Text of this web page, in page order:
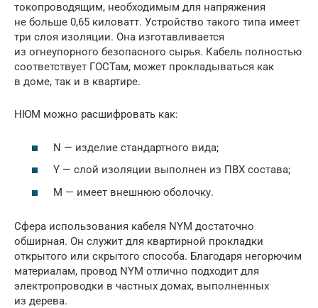
токопроводящим, необходимым для напряжения
не больше 0,65 киловатт. Устройство такого типа имеет
три слоя изоляции. Она изготавливается
из огнеупорного безопасного сырья. Кабель полностью
соответствует ГОСТам, может прокладываться как
в доме, так и в квартире.
НЮМ можно расшифровать как:
N — изделие стандартного вида;
Y — слой изоляции выполнен из ПВХ состава;
M — имеет внешнюю оболочку.
Сфера использования кабеля NYM достаточно
обширная. Он служит для квартирной прокладки
открытого или скрытого способа. Благодаря негорючим
материалам, провод NYM отлично подходит для
электропроводки в частных домах, выполненных
из дерева.